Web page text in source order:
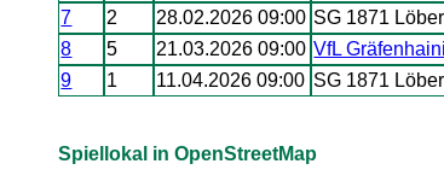
7
2 28.02.2026 09:00 SG 1871
8
5 21.03.2026 09:00 VfL
9
1 11.04.2026 09:00 SG 1871
Spiellokal in OpenStreetMap